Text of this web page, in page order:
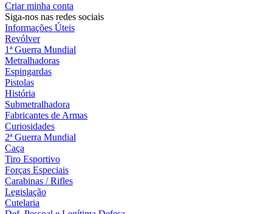
Criar minha conta
Siga-nos nas redes sociais
Informações Úteis
Revólver
1ª Guerra Mundial
Metralhadoras
Espingardas
Pistolas
História
Submetralhadora
Fabricantes de Armas
Curiosidades
2ª Guerra Mundial
Caça
Tiro Esportivo
Forças Especiais
Carabinas / Rifles
Legislação
Cutelaria